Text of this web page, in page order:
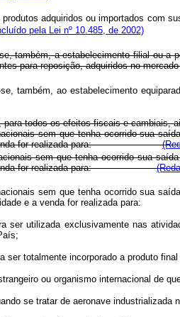
adquiridos ou importados com
pela Lei nº 10.485, de 2002)
também, a estabelecimento filial ou a
para reposição, adquiridos no
também, ao estabelecimento
todos os efeitos fiscais e cambiais,
sem que tenha ocorrido sua
e a venda for realizada para:
sem que tenha ocorrido sua
e a venda for realizada para:
sem que tenha ocorrido sua
e a venda for realizada
ser utilizada exclusivamente nas
ser totalmente incorporado a produto
ou organismo internacional de
se tratar de aeronave